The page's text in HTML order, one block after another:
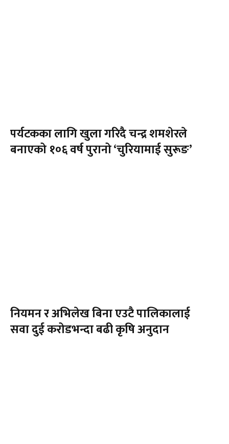
पर्यटकका लागि खुला गरिदै चन्द्र शमशेरले
बनाएको १०६ वर्ष पुरानो ‘चुरियामाई सुरूङ’
नियमन र अभिलेख बिना एउटै पालिकालाई
सवा दुई करोडभन्दा बढी कृषि अनुदान